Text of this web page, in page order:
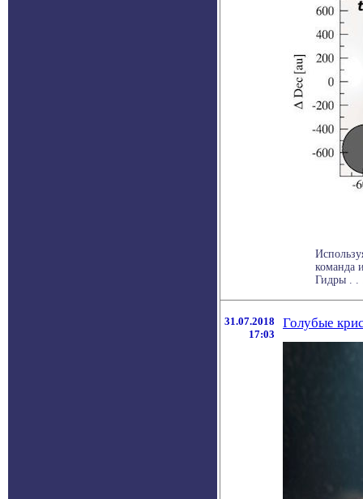
команда
Гидры . .
31.07.2018
17:03
Голубые